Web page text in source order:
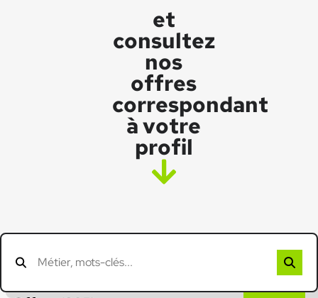
et
consultez
nos
offres
correspondant
à votre
profil